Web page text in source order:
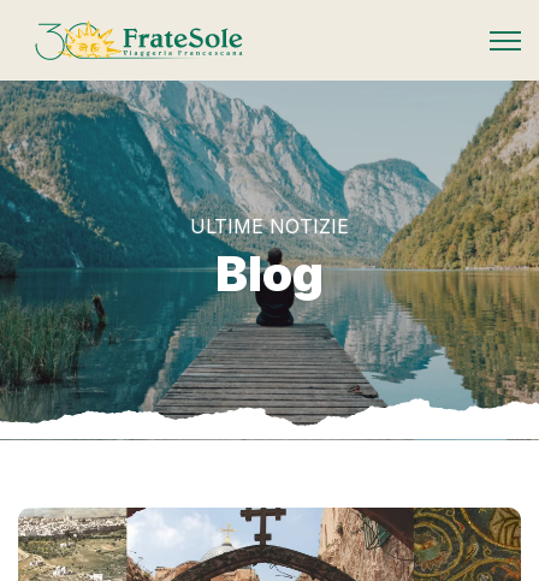
FrateSole Viaggeria Francescana
ULTIME NOTIZIE
Blog